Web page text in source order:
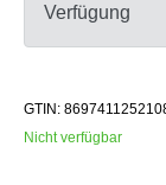
Verfügung
GTIN:
Nicht verfügbar